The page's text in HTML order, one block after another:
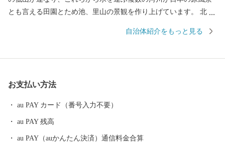
とも言える田園とため池、里山の景観を作り上げています。 北条
き、週末は近隣からも山登りやBBQを楽しむ人々が集います。ま
自治体紹介をもっと見る
お支払い方法
au PAY カード（番号入力不要）
au PAY 残高
au PAY（auかんたん決済）通信料金合算